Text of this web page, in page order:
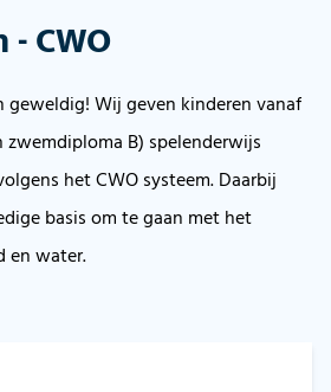
CWO
geweldig! Wij geven kinderen vanaf
zwemdiploma B) spelenderwijs
het CWO systeem. Daarbij
basis om te gaan met het
en water.